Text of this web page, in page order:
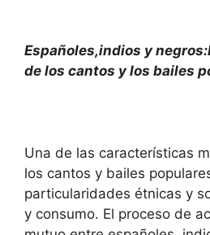
Españoles,indios y
de los cantos y los bailes
Una de las características
los cantos y bailes
particularidades étnicas y
y consumo. El proceso de